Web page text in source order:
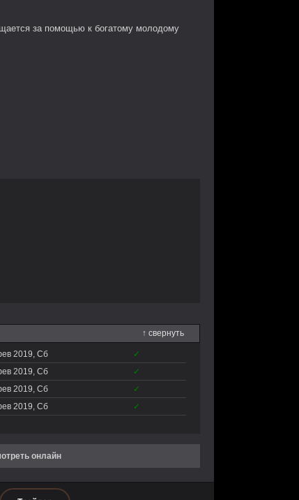
за помощью к богатому молодому
↑ свернуть
2019, Сб
✓
2019, Сб
✓
2019, Сб
✓
2019, Сб
✓
онлайн